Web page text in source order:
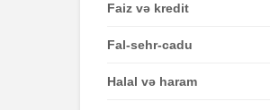
Faiz və kredit
Fal-sehr-cadu
Halal və haram